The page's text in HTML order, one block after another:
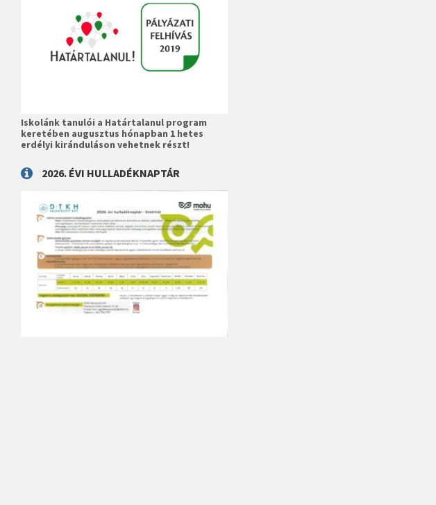
Iskolánk tanulói a Határtalanul program
keretében augusztus hónapban 1 hetes
erdélyi kiránduláson vehetnek részt!
2026. ÉVI HULLADÉKNAPTÁR